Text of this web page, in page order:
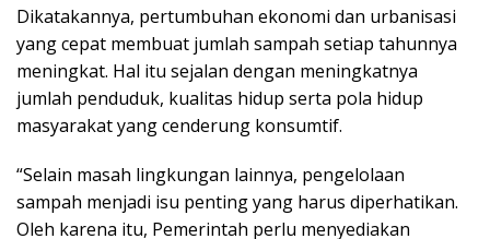
Dikatakannya, pertumbuhan ekonomi dan urbanisasi
yang cepat membuat jumlah sampah setiap tahunnya
meningkat. Hal itu sejalan dengan meningkatnya
jumlah penduduk, kualitas hidup serta pola hidup
masyarakat yang cenderung konsumtif.
“Selain masah lingkungan lainnya, pengelolaan
sampah menjadi isu penting yang harus diperhatikan.
Oleh karena itu, Pemerintah perlu menyediakan